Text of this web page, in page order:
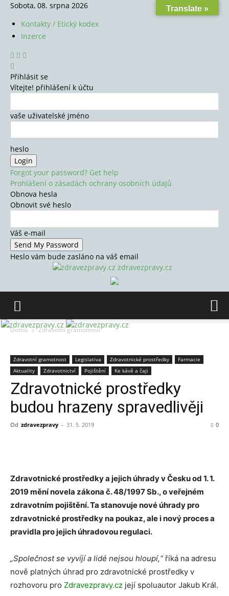
Sobota, 08. srpna 2026
Kontakty / Etický kodex
Inzerce
Přihlásit se
Vítejte! přihlášení k účtu
vaše uživatelské jméno
heslo
Forgot your password? Get help
Prohlášení o zásadách ochrany osobních údajů
Obnova hesla
Obnovit své heslo
Váš e-mail
Heslo vám bude zasláno na váš email
zdravezpravy.cz
Domů Zdravotní gramotnost
Zdravotní gramotnost Legislativa Zdravotnické prostředky
Farmacie
Aktuality
Zdravotnictví Pojištění Ke kávě a čaji
Zdravotnické prostředky
budou hrazeny spravedlivěji
Od zdravezpravy - 31. 5. 2019 0
Zdravotnické prostředky a jejich úhrady v Česku od 1. 1.
2019 mění novela zákona č. 48/1997 Sb., o veřejném
zdravotním pojištění. Ta stanovuje nové úhrady pro
zdravotnické prostředky na poukaz, ale i nový proces a
pravidla pro jejich úhradovou regulaci.
„Společnost se vyvíjí a lidé nejsou hloupí,“říká na adresu
nově platných úhrad pro zdravotnické prostředky v
rozhovoru pro Zdravezpravy.cz její spoluautor Jakub Král.
Translate »